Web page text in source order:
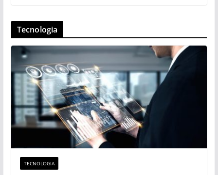
Tecnologia
TECNOLOGIA